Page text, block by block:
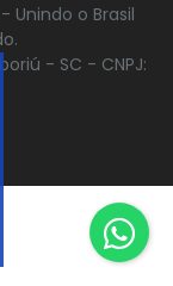
Unindo o Brasil
- SC - CNPJ: